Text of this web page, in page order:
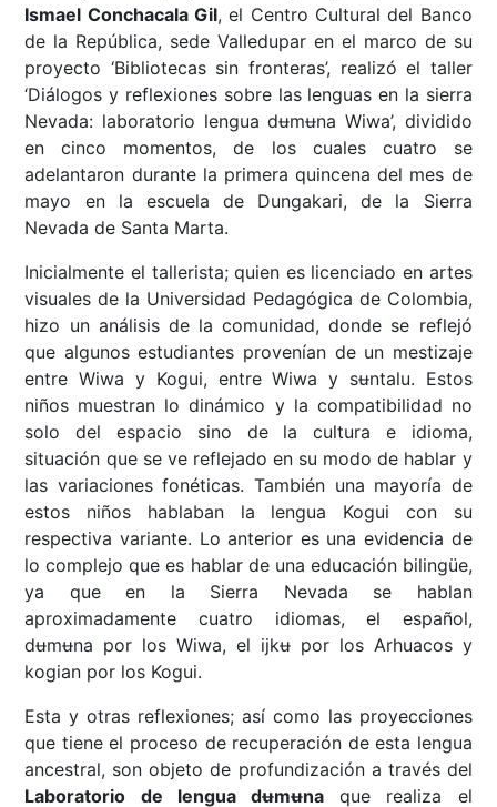
Ismael Conchacala Gil, el Centro Cultural del Banco
de la República, sede Valledupar en el marco de su
proyecto ‘Bibliotecas sin fronteras’, realizó el taller
‘Diálogos y reflexiones sobre las lenguas en la sierra
Nevada: laboratorio lengua dʉmʉna Wiwa’, dividido
en cinco momentos, de los cuales cuatro se
adelantaron durante la primera quincena del mes de
mayo en la escuela de Dungakari, de la Sierra
Nevada de Santa Marta.
Inicialmente el tallerista; quien es licenciado en artes
visuales de la Universidad Pedagógica de Colombia,
hizo un análisis de la comunidad, donde se reflejó
que algunos estudiantes provenían de un mestizaje
entre Wiwa y Kogui, entre Wiwa y sʉntalu. Estos
niños muestran lo dinámico y la compatibilidad no
solo del espacio sino de la cultura e idioma,
situación que se ve reflejado en su modo de hablar y
las variaciones fonéticas. También una mayoría de
estos niños hablaban la lengua Kogui con su
respectiva variante. Lo anterior es una evidencia de
lo complejo que es hablar de una educación bilingüe,
ya que en la Sierra Nevada se hablan
aproximadamente cuatro idiomas, el español,
dʉmʉna por los Wiwa, el ijkʉ por los Arhuacos y
kogian por los Kogui.
Esta y otras reflexiones; así como las proyecciones
que tiene el proceso de recuperación de esta lengua
ancestral, son objeto de profundización a través del
Laboratorio de lengua dʉmʉna que realiza el